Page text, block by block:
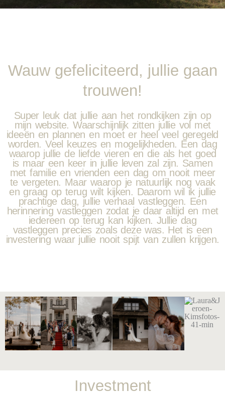
Wauw gefeliciteerd, jullie gaan
trouwen!
Super leuk dat jullie aan het rondkijken zijn op
mijn website. Waarschijnlijk zitten jullie vol met
ideeën en plannen en moet er heel veel geregeld
worden. Veel keuzes en mogelijkheden. Een dag
waarop jullie de liefde vieren en die als het goed
is maar een keer in jullie leven zal zijn. Samen
met familie en vrienden een dag om nooit meer
te vergeten. Maar waarop je natuurlijk nog vaak
en graag op terug wilt kijken. Daarom wil ik jullie
prachtige dag, jullie verhaal vastleggen. Een
herinnering vastleggen zodat je daar altijd en met
iedereen op terug kan kijken. Jullie dag
vastleggen precies zoals deze was. Het is een
investering waar jullie nooit spijt van zullen krijgen.
Investment